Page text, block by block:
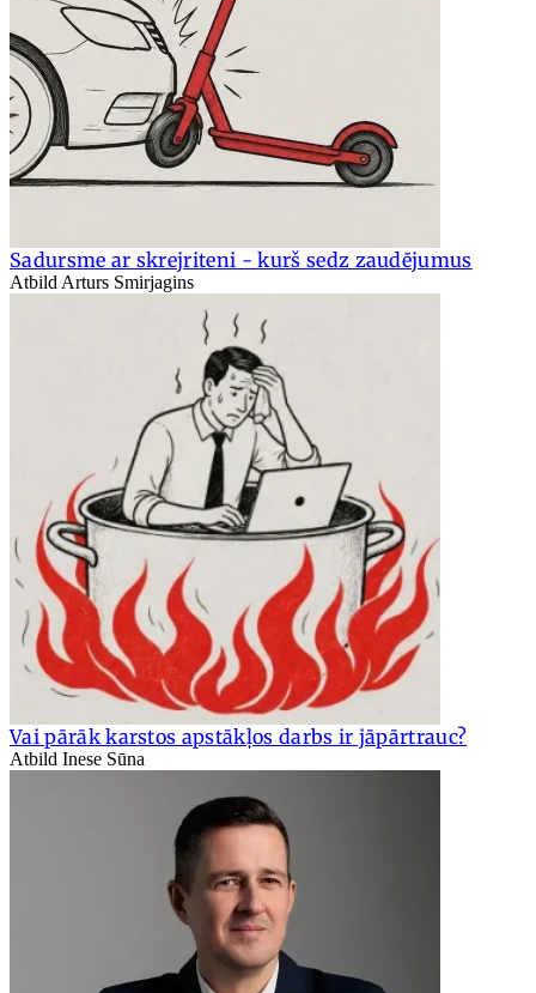
Sadursme ar skrejriteni - kurš sedz zaudējumus
Atbild Arturs Smirjagins
Vai pārāk karstos apstākļos darbs ir jāpārtrauc?
Atbild Inese Sūna